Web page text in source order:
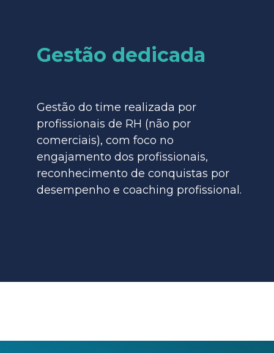
Gestão dedicada
Gestão do time realizada por
profissionais de RH (não por
comerciais), com foco no
engajamento dos profissionais,
reconhecimento de conquistas por
desempenho e coaching profissional.